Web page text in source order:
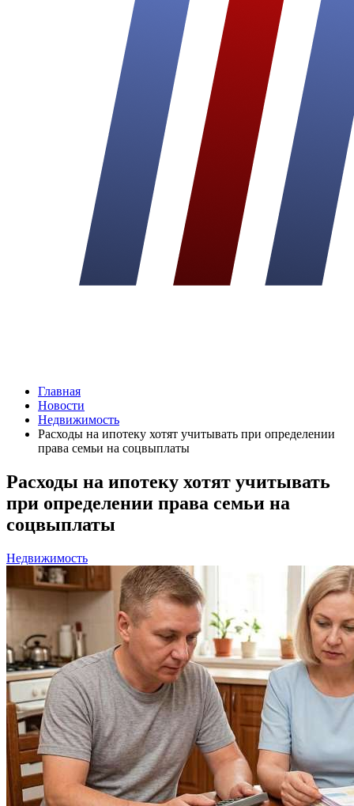
Главная
Новости
Недвижимость
Расходы на ипотеку хотят учитывать при определении
права семьи на соцвыплаты
Расходы на ипотеку хотят учитывать
при определении права семьи на
соцвыплаты
Недвижимость